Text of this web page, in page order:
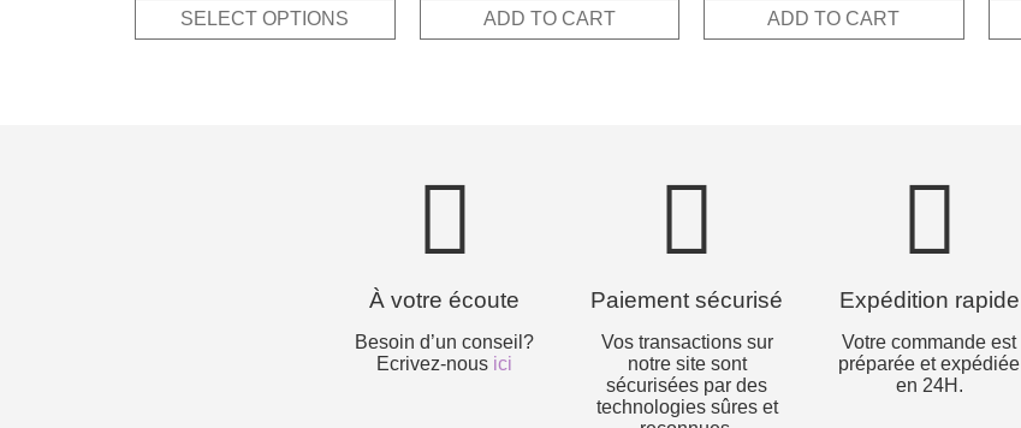
SELECT OPTIONS
10,00€.5,00€.
ADD TO CART
15,80€.7,90€.
ADD TO CART
À votre écoute
Besoin d’un conseil?
Ecrivez-nous ici
Paiement sécurisé
Vos transactions sur
notre site sont
sécurisées par des
technologies sûres et
Expédition rapide
Votre commande est
préparée et expédiée
en 24H.